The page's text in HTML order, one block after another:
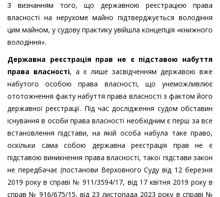
З визнанням того, що державною реєстрацією права
власності на нерухоме майно підтверджується володіння
цим майном, у судову практику увійшла концепція «книжного
володіння».
Державна реєстрація прав не є підставою набуття
права власності, а є лише засвідченням державою вже
набутого особою права власності, що унеможливлює
ототожнення факту набуття права власності з фактом його
державної реєстрації. Під час дослідження судом обставин
існування в особи права власності необхідним є перш за все
встановлення підстави, на якій особа набула таке право,
оскільки сама собою державна реєстрація прав не є
підставою виникнення права власності, такої підстави закон
не передбачає (постанови Верховного Суду від 12 березня
2019 року в справі № 911/3594/17, від 17 квітня 2019 року в
справ № 916/675/15, від 23 листопада 2023 року в справі №